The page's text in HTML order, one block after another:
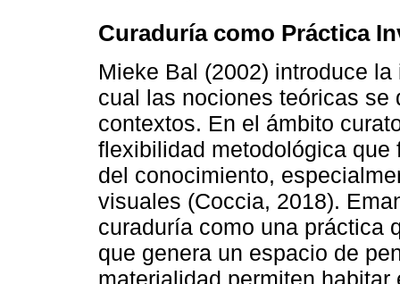
Curaduría como Práctica
Mieke Bal (2002) introduce
cual las nociones teóricas
contextos. En el ámbito
flexibilidad metodológica
del conocimiento,
visuales (Coccia, 2018).
curaduría como una práctica
que genera un espacio de
materialidad permiten